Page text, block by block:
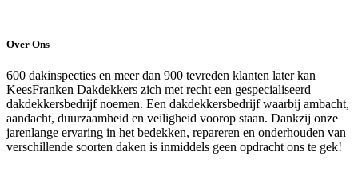
Over Ons
600 dakinspecties en meer dan 900 tevreden klanten later kan
KeesFranken Dakdekkers zich met recht een gespecialiseerd
dakdekkersbedrijf noemen. Een dakdekkersbedrijf waarbij ambacht,
aandacht, duurzaamheid en veiligheid voorop staan. Dankzij onze
jarenlange ervaring in het bedekken, repareren en onderhouden van
verschillende soorten daken is inmiddels geen opdracht ons te gek!